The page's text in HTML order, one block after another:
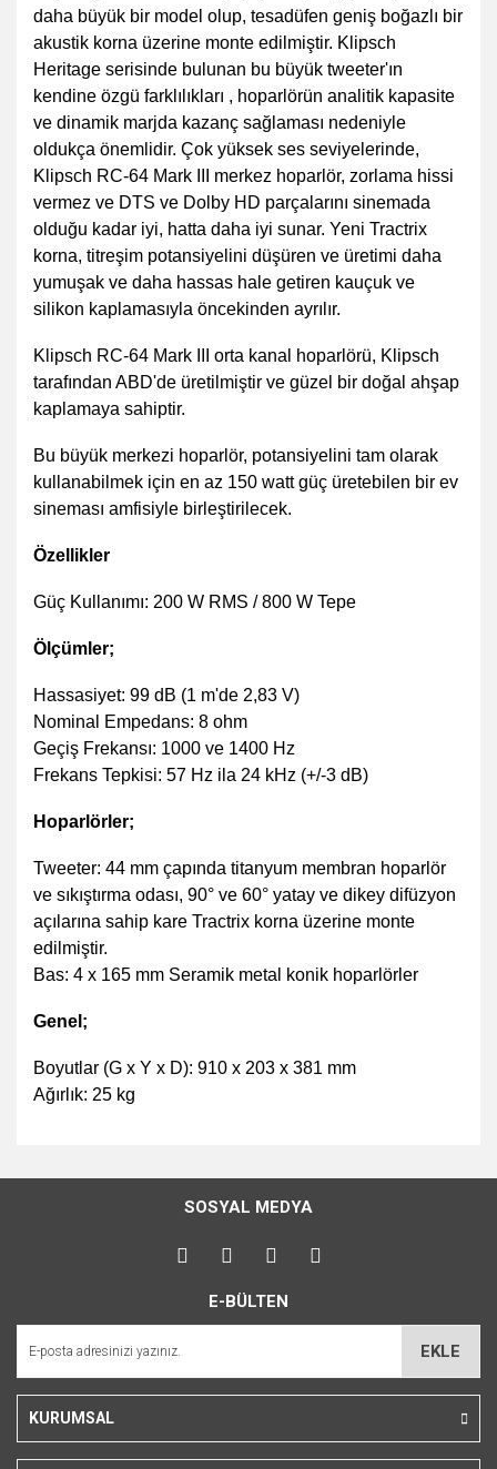
daha büyük bir model olup, tesadüfen geniş boğazlı bir
akustik korna üzerine monte edilmiştir. Klipsch
Heritage serisinde bulunan bu büyük tweeter'ın
kendine özgü farklılıkları , hoparlörün analitik kapasite
ve dinamik marjda kazanç sağlaması nedeniyle
oldukça önemlidir. Çok yüksek ses seviyelerinde,
Klipsch RC-64 Mark III merkez hoparlör, zorlama hissi
vermez ve DTS ve Dolby HD parçalarını sinemada
olduğu kadar iyi, hatta daha iyi sunar. Yeni Tractrix
korna, titreşim potansiyelini düşüren ve üretimi daha
yumuşak ve daha hassas hale getiren kauçuk ve
silikon kaplamasıyla öncekinden ayrılır.
Klipsch RC-64 Mark III orta kanal hoparlörü, Klipsch
tarafından ABD'de üretilmiştir ve güzel bir doğal ahşap
kaplamaya sahiptir.
Bu büyük merkezi hoparlör, potansiyelini tam olarak
kullanabilmek için en az 150 watt güç üretebilen bir ev
sineması amfisiyle birleştirilecek.
Özellikler
Güç Kullanımı: 200 W RMS / 800 W Tepe
Ölçümler;
Hassasiyet: 99 dB (1 m'de 2,83 V)
Nominal Empedans: 8 ohm
Geçiş Frekansı: 1000 ve 1400 Hz
Frekans Tepkisi: 57 Hz ila 24 kHz (+/-3 dB)
Hoparlörler;
Tweeter: 44 mm çapında titanyum membran hoparlör
ve sıkıştırma odası, 90° ve 60° yatay ve dikey difüzyon
açılarına sahip kare Tractrix korna üzerine monte
edilmiştir.
Bas: 4 x 165 mm Seramik metal konik hoparlörler
Genel;
Boyutlar (G x Y x D): 910 x 203 x 381 mm
Ağırlık: 25 kg
konularda yetersiz gördüğünüz noktaları öneri formunu
kullanarak tarafımıza iletebilirsiniz.
Görüş ve önerileriniz için teşekkür ederiz.
Ürün açıklamasında eksik bilgiler bulunuyor.
Bu ürüne benzer farklı alternatifler olmalı.
SOSYAL MEDYA
E-BÜLTEN
EKLE
KURUMSAL